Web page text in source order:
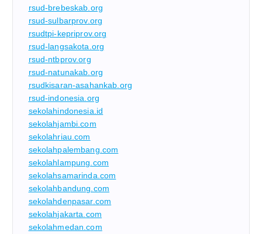
rsud-brebeskab.org
rsud-sulbarprov.org
rsudtpi-kepriprov.org
rsud-langsakota.org
rsud-ntbprov.org
rsud-natunakab.org
rsudkisaran-asahankab.org
rsud-indonesia.org
sekolahindonesia.id
sekolahjambi.com
sekolahriau.com
sekolahpalembang.com
sekolahlampung.com
sekolahsamarinda.com
sekolahbandung.com
sekolahdenpasar.com
sekolahjakarta.com
sekolahmedan.com